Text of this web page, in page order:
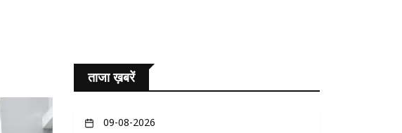
ताजा ख़बरें
09-08-2026